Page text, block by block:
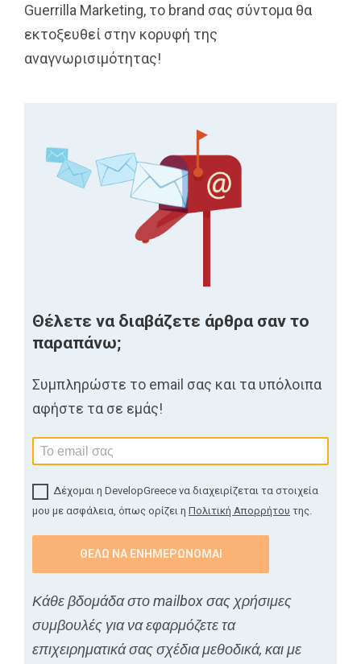
Guerrilla Marketing, το brand σας σύντομα θα
εκτοξευθεί στην κορυφή της
αναγνωρισιμότητας!
Θέλετε να διαβάζετε άρθρα σαν το
παραπάνω;
Συμπληρώστε το email σας και τα υπόλοιπα
αφήστε τα σε εμάς!
Δέχομαι η DevelopGreece να διαχειρίζεται τα στοιχεία
μου με ασφάλεια, όπως ορίζει η Πολιτική Απορρήτου της.
Κάθε βδομάδα στο mailbox σας χρήσιμες
συμβουλές για να εφαρμόζετε τα
επιχειρηματικά σας σχέδια μεθοδικά, και με